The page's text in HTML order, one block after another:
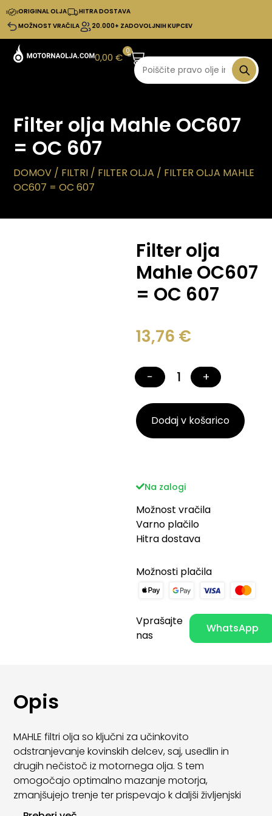
ORIGINAL OLJA
HITRA DOSTAVA
MOŽNOST VRAČILA
20.000+ ZADOVOLJNIH KUPCEV
0,00€
0
Filter olja Mahle OC607
= OC 607
DOMOV / FILTRI / FILTER OLJA / FILTER OLJA MAHLE
OC607 = OC 607
Filter olja
Mahle OC607
= OC 607
13,76 €
− +
Dodaj v košarico
Na zalogi
Možnost vračila
Varno plačilo
Hitra dostava
Možnosti plačila
Vprašajte
nas
WhatsApp
Opis
MAHLE filtri olja so ključni za učinkovito
odstranjevanje kovinskih delcev, saj, usedlin in
drugih nečistoč iz motornega olja. S tem
omogočajo optimalno mazanje motorja,
zmanjšujejo trenje ter prispevajo k daljši življenjski
dobi motornih komponent.